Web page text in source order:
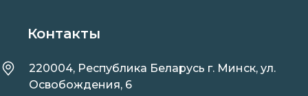
Контакты
220004, Республика Беларусь г. Минск, ул.
Освобождения, 6